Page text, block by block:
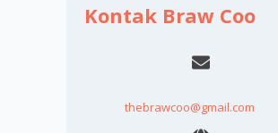
Kontak Braw Coo
thebrawcoo@gmail.com